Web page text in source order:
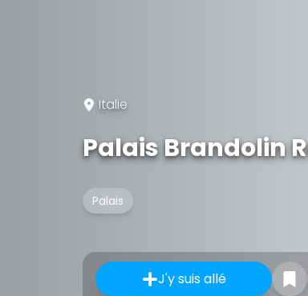
Italie
Palais Brandolin
Palais
J'y suis allé